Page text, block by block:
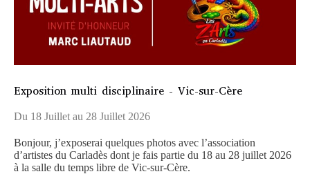
Exposition multi disciplinaire - Vic-sur-Cère
Du 18 Juillet au 28 Juillet 2026
Bonjour, j’exposerai quelques photos avec l’association
d’artistes du Carladès dont je fais partie du 18 au 28 juillet 2026
à la salle du temps libre de Vic-sur-Cère.